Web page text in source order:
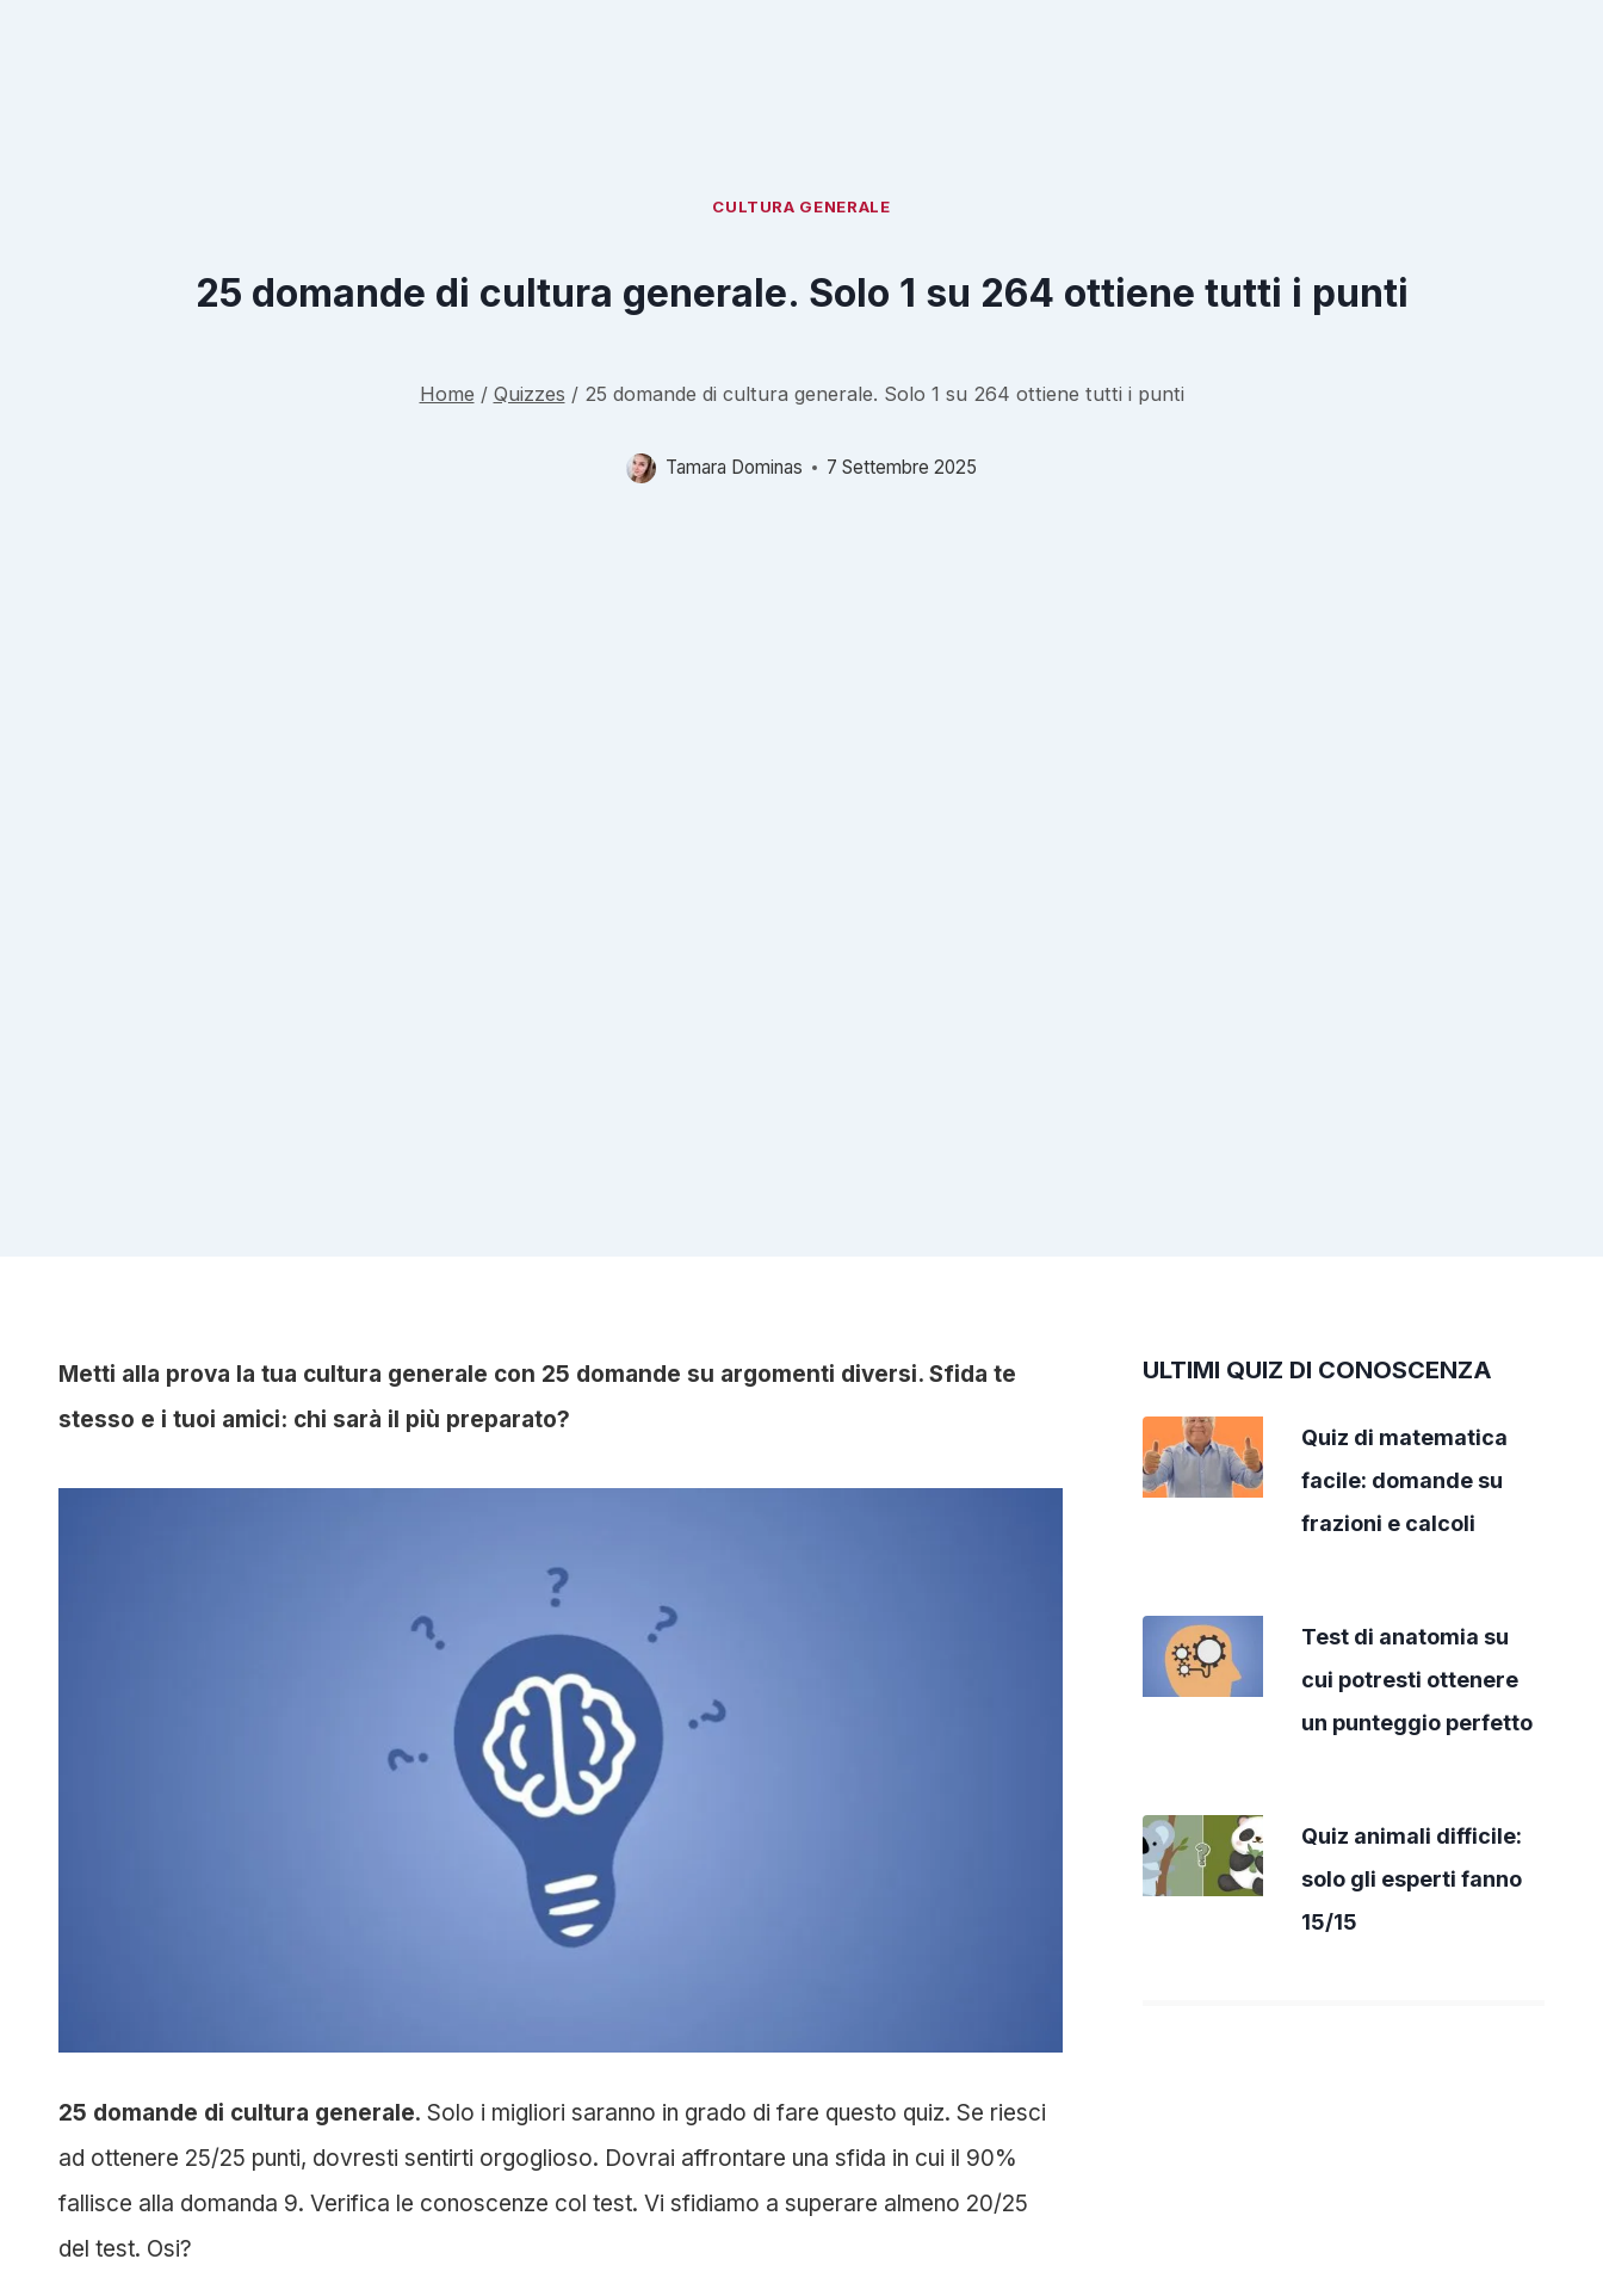
CULTURA GENERALE
25 domande di cultura generale. Solo 1 su 264 ottiene tutti i punti
Home / Quizzes / 25 domande di cultura generale. Solo 1 su 264 ottiene tutti i punti
Tamara Dominas 7 Settembre 2025
Metti alla prova la tua cultura generale con 25 domande su argomenti diversi. Sfida te
stesso e i tuoi amici: chi sarà il più preparato?
25 domande di cultura generale. Solo i migliori saranno in grado di fare questo quiz. Se riesci
ad ottenere 25/25 punti, dovresti sentirti orgoglioso. Dovrai affrontare una sfida in cui il 90%
fallisce alla domanda 9. Verifica le conoscenze col test. Vi sfidiamo a superare almeno 20/25
del test. Osi?
ULTIMI QUIZ DI CONOSCENZA
Quiz di matematica
facile: domande su
frazioni e calcoli
Test di anatomia su
cui potresti ottenere
un punteggio perfetto
Quiz animali difficile:
solo gli esperti fanno
15/15